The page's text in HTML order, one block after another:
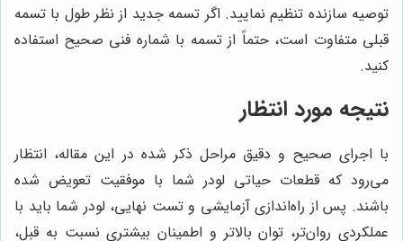
توصیه سازنده تنظیم نمایید. اگر تسمه جدید از نظر طول با تسمه
قبلی متفاوت است، حتماً از تسمه با شماره فنی صحیح استفاده
کنید.
نتیجه مورد انتظار
با اجرای صحیح و دقیق مراحل ذکر شده در این مقاله، انتظار
می‌رود که قطعات حیاتی لودر شما با موفقیت تعویض شده
باشند. پس از راه‌اندازی آزمایشی و تست نهایی، لودر شما باید با
عملکردی روان‌تر، توان بالاتر و اطمینان بیشتری نسبت به قبل،